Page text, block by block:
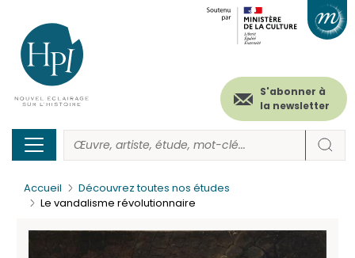
contenu
principal
Menu
secondaire
(header)
S'abonner à
la newsletter
Accueil
Découvrez toutes nos études
Le vandalisme révolutionnaire